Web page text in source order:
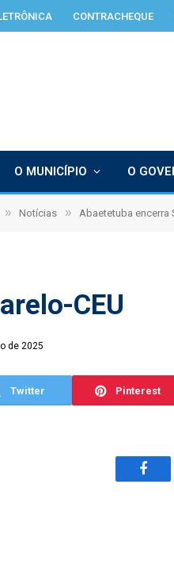
CONTRACHEQUE
O MUNICÍPIO O
» Notícias » Abaetetuba encerra
CEU
de 2025
Twitter Pinterest